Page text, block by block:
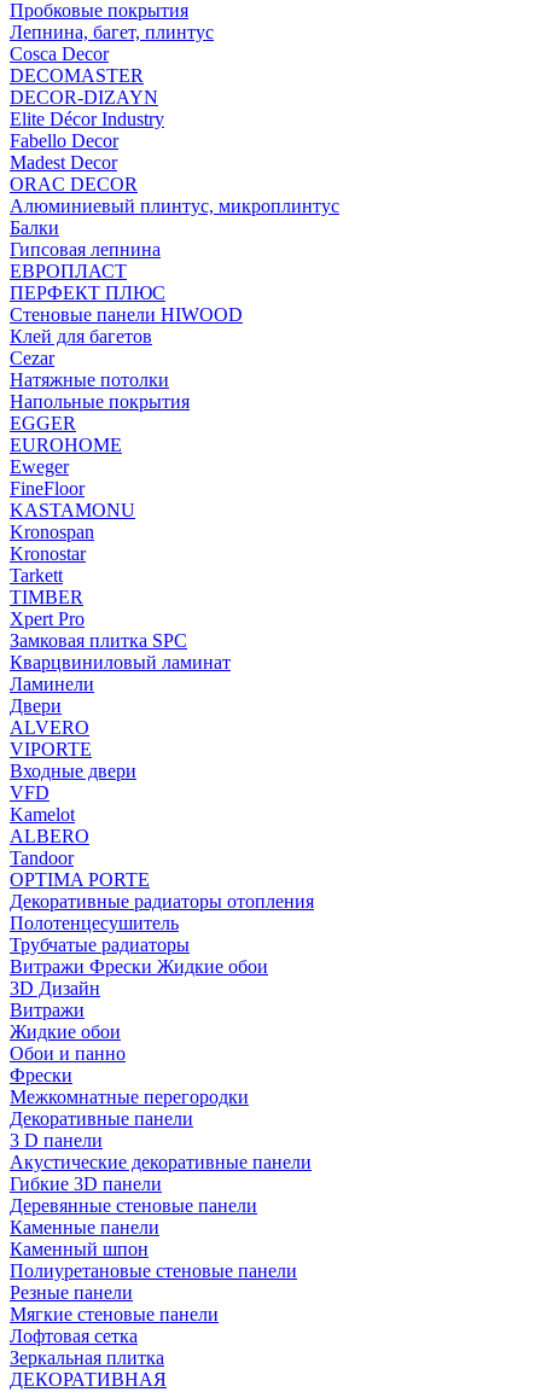
Пробковые покрытия
Лепнина, багет, плинтус
Cosca Decor
DECOMASTER
DECOR-DIZAYN
Elite Décor Industry
Fabello Decor
Madest Decor
ORAC DECOR
Алюминиевый плинтус, микроплинтус
Балки
Гипсовая лепнина
ЕВРОПЛАСТ
ПЕРФЕКТ ПЛЮС
Стеновые панели HIWOOD
Клей для багетов
Cezar
Натяжные потолки
Напольные покрытия
EGGER
EUROHOME
Eweger
FineFloor
KASTAMONU
Kronospan
Kronostar
Tarkett
TIMBER
Xpert Pro
Замковая плитка SPC
Кварцвиниловый ламинат
Ламинели
Двери
ALVERO
VIPORTE
Входные двери
VFD
Kamelot
ALBERO
Tandoor
OPTIMA PORTE
Декоративные радиаторы отопления
Полотенцесушитель
Трубчатые радиаторы
Витражи Фрески Жидкие обои
3D Дизайн
Витражи
Жидкие обои
Обои и панно
Фрески
Межкомнатные перегородки
Декоративные панели
3 D панели
Акустические декоративные панели
Гибкие 3D панели
Деревянные стеновые панели
Каменные панели
Каменный шпон
Полиуретановые стеновые панели
Резные панели
Мягкие стеновые панели
Лофтовая сетка
Зеркальная плитка
ДЕКОРАТИВНАЯ